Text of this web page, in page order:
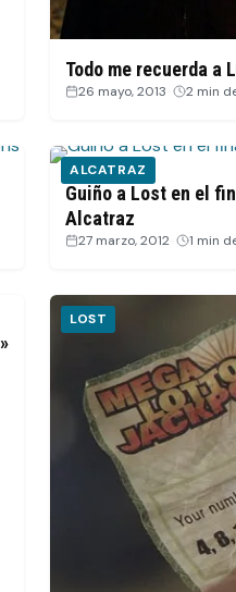
Todo me recuerda a
26 mayo, 2013 2 min
ALCATRAZ
Guiño a Lost en el
Alcatraz
27 marzo, 2012 1 min
LOST